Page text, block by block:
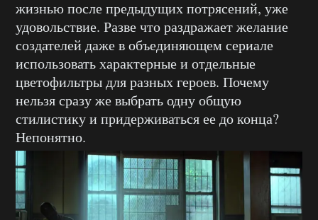
жизнью после предыдущих потрясений, уже
удовольствие. Разве что раздражает желание
создателей даже в объединяющем сериале
использовать характерные и отдельные
цветофильтры для разных героев. Почему
нельзя сразу же выбрать одну общую
стилистику и придерживаться ее до конца?
Непонятно.